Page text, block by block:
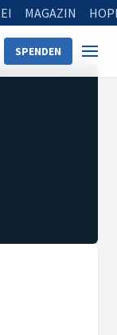
MAGAZIN
SPENDEN
(4/5)